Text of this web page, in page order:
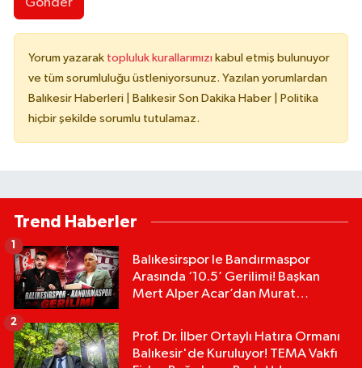
Gönder
Yorum yazarak topluluk kurallarımızı kabul etmiş bulunuyor
ve tüm sorumluluğu üstleniyorsunuz. Yazılan yorumlardan
Balıkesir Haberleri | Balıkesir Son Dakika Haber | Politika
hiçbir şekilde sorumlu tutulamaz.
Trend Haberler
Balıkesirspor le Bandırmaspor
Arasında ‘10.5’ Gerilimi! Başkan
Mert Alper Acar’dan Murat
1
Prof. Dr. İlber Ortaylı Hatıra Ormanı
Balıkesir'de Kuruluyor! TEMA Vakfı
2